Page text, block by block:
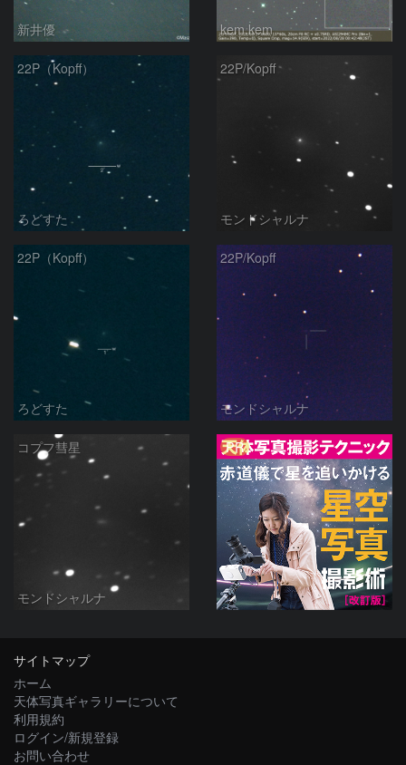
新井優 kem.kem
22P（Kopff）
ろどすた
22P/Kopff
モンドシャルナ
22P（Kopff）
ろどすた
22P/Kopff
モンドシャルナ
コプフ彗星
モンドシャルナ
PR
サイトマップ
ホーム
天体写真ギャラリーについて
利用規約
ログイン/新規登録
お問い合わせ